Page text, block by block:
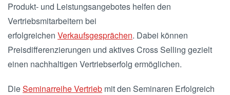
Produkt- und Leistungsangebotes helfen den
Vertriebsmitarbeitern bei
erfolgreichen Verkaufsgesprächen. Dabei können
Preisdifferenzierungen und aktives Cross Selling gezielt
einen nachhaltigen Vertriebserfolg ermöglichen.
DieSeminarreihe Vertrieb mit den Seminaren Erfolgreich